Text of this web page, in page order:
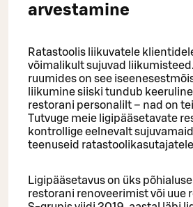
arvestamine
Ratastoolis liikuvatele
võimalikult sujuvad
ruumides on see
liikumine siiski tundub
restorani personalilt – nad on
Tutvuge meie ligipääsetavate
kontrollige eelnevalt
teenuseid ratastoolikasutajatele
Ligipääsetavus on üks
restorani renoveerimist või uue